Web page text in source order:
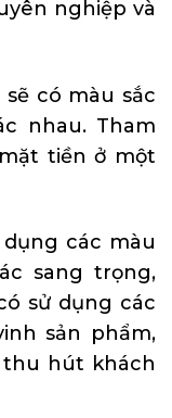
nghiệp và
có màu sắc
nhau. Tham
tiền ở một
các màu
sang trọng,
sử dụng các
sản phẩm,
hút khách